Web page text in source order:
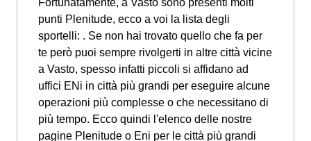
Fortunatamente, a Vasto sono presenti molti
punti Plenitude, ecco a voi la lista degli
sportelli: . Se non hai trovato quello che fa per
te però puoi sempre rivolgerti in altre città vicine
a Vasto, spesso infatti piccoli si affidano ad
uffici ENi in città più grandi per eseguire alcune
operazioni più complesse o che necessitano di
più tempo. Ecco quindi l'elenco delle nostre
pagine Plenitude o Eni per le città più grandi